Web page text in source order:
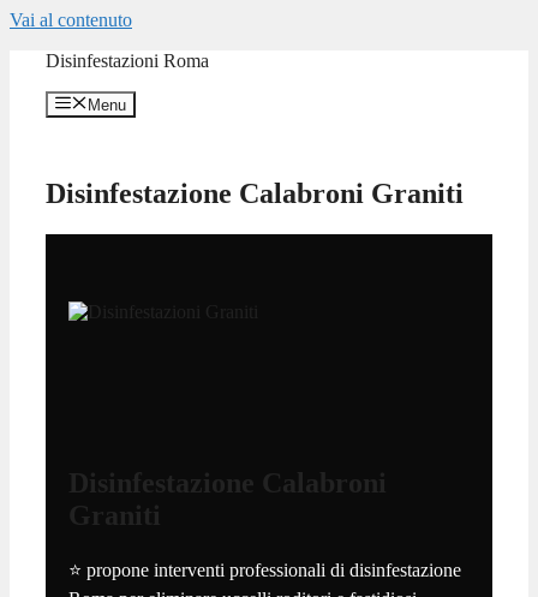
Vai al contenuto
Disinfestazioni Roma
Menu
Disinfestazione Calabroni Graniti
Disinfestazione Calabroni
Graniti
⭐ propone interventi professionali di disinfestazione